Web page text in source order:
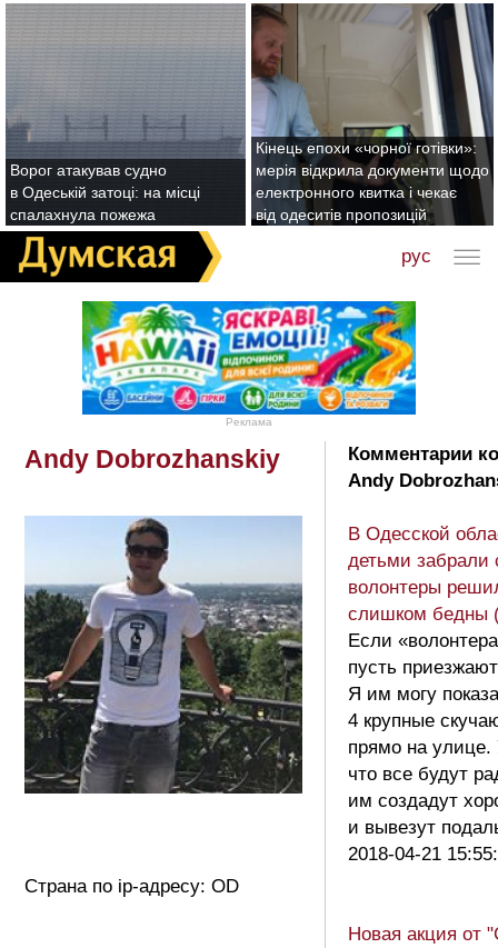
Ворог атакував судно
в Одеській затоці: на місці
спалахнула пожежа
Кінець епохи «чорної готівки»:
мерія відкрила документи щодо
електронного квитка і чекає
від одеситів пропозицій
рус
Реклама
Andy Dobrozhanskiy
Страна по ip-адресу: OD
Комментарии
Andy
В Одесской
детьми забрали
волонтеры
слишком бедны
Если
пусть
Я им могу
4 крупные
прямо на улице.
что все будут
им создадут
и вывезут
2018-04-21
Новая акция от